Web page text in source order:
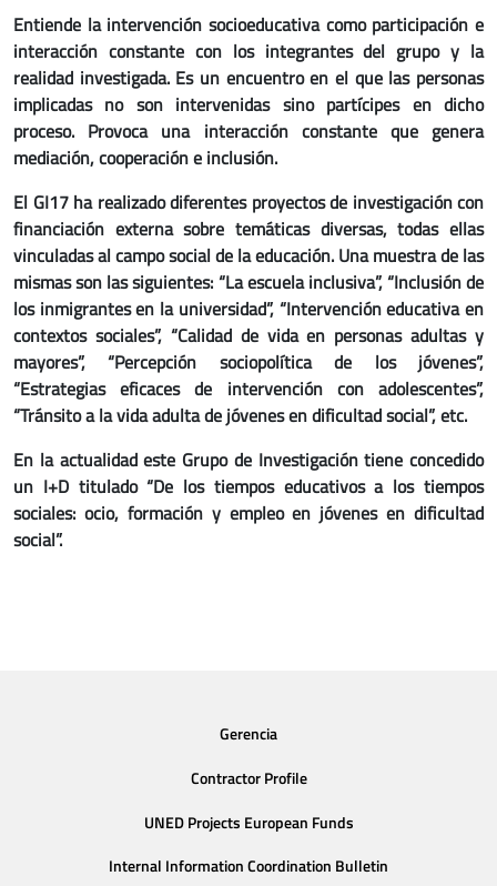
Entiende la intervención socioeducativa como participación e
interacción constante con los integrantes del grupo y la
realidad investigada. Es un encuentro en el que las personas
implicadas no son intervenidas sino partícipes en dicho
proceso. Provoca una interacción constante que genera
mediación, cooperación e inclusión.
El GI17 ha realizado diferentes proyectos de investigación con
financiación externa sobre temáticas diversas, todas ellas
vinculadas al campo social de la educación. Una muestra de las
mismas son las siguientes: “La escuela inclusiva”, “Inclusión de
los inmigrantes en la universidad”, “Intervención educativa en
contextos sociales”, “Calidad de vida en personas adultas y
mayores”, “Percepción sociopolítica de los jóvenes”,
“Estrategias eficaces de intervención con adolescentes”,
“Tránsito a la vida adulta de jóvenes en dificultad social”, etc.
En la actualidad este Grupo de Investigación tiene concedido
un I+D titulado “De los tiempos educativos a los tiempos
sociales: ocio, formación y empleo en jóvenes en dificultad
social”.
Gerencia
Contractor Profile
UNED Projects European Funds
Internal Information Coordination Bulletin